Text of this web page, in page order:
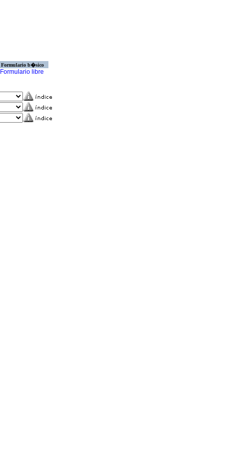
Formulario b�sico
Formulario libre